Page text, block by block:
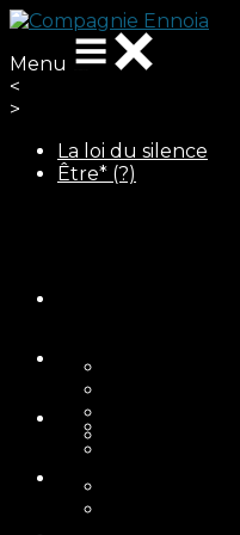
Menu
<
>
La loi du silence
Être* (?)